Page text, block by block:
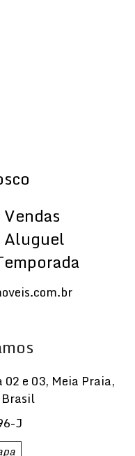
02 e 03, Meia Praia,
Brasil
J